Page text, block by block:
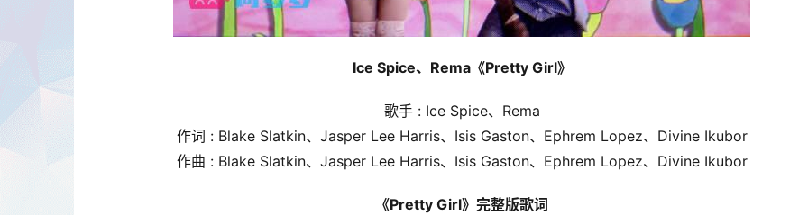
Ice Spice、Rema《Pretty Girl》
歌手 : Ice Spice、Rema
作词 : Blake Slatkin、Jasper Lee Harris、Isis Gaston、Ephrem Lopez、Divine Ikubor
作曲 : Blake Slatkin、Jasper Lee Harris、Isis Gaston、Ephrem Lopez、Divine Ikubor
《Pretty Girl》完整版歌词